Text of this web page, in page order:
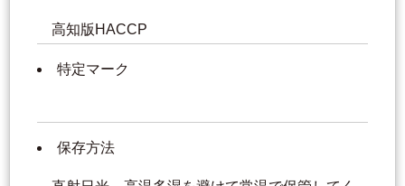
高知版HACCP
特定マーク
保存方法